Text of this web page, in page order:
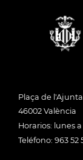
Plaça de
46002 València
Horarios: lunes
Teléfono: 963 52